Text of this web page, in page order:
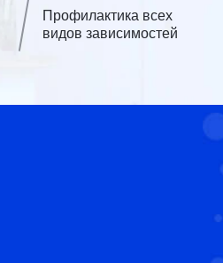
Профилактика всех
видов зависимостей